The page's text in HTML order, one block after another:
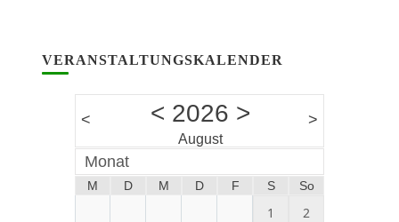
VERANSTALTUNGSKALENDER
< < 2026 >
August
>
Monat
M D M D F S So
1 2